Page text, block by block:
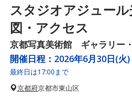
スタジオアジュー
図・アクセス
京都写真美術館 ギャラリー
開催日程： 2026年6月30日(火
最終日は17:00まで
京都府京都市東山区